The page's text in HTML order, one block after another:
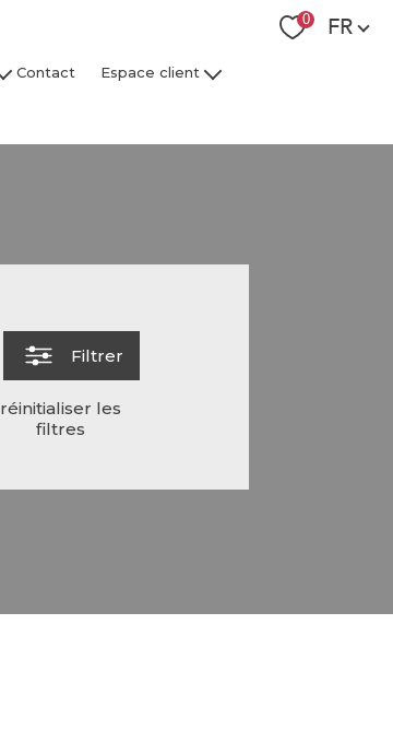
0 FR
Contact Espace client
Espace Client Gestion Locative
Filtrer
réinitialiser les
filtres